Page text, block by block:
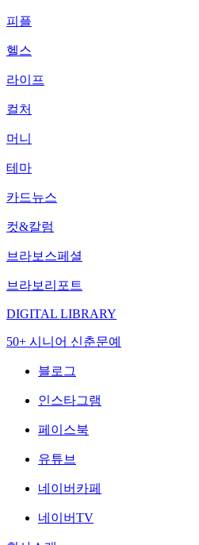
피플
헬스
라이프
컬처
머니
테마
카드뉴스
컷&칼럼
브라보스페셜
브라보리포트
DIGITAL LIBRARY
50+ 시니어 신춘문예
블로그
인스타그램
페이스북
유튜브
네이버카페
네이버TV